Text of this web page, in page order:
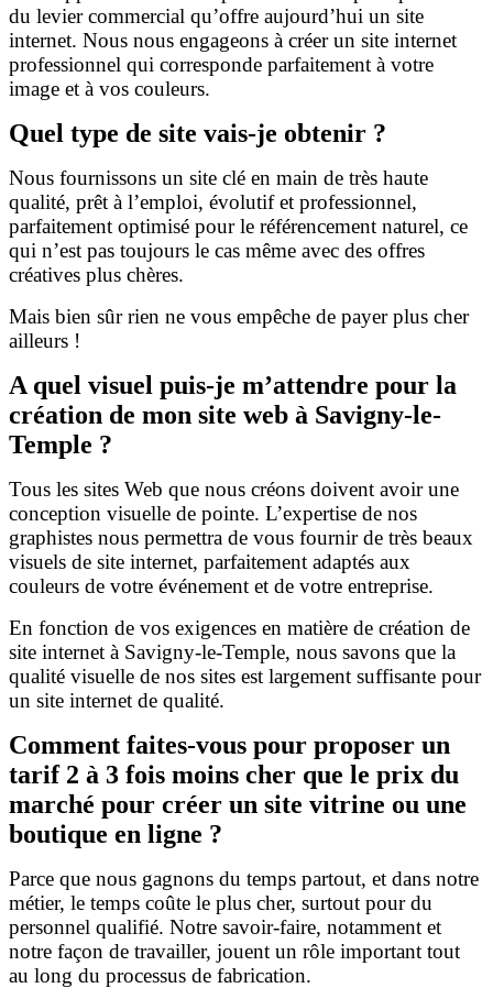
du levier commercial qu’offre aujourd’hui un site
internet. Nous nous engageons à créer un site internet
professionnel qui corresponde parfaitement à votre
image et à vos couleurs.
Quel type de site vais-je obtenir ?
Nous fournissons un site clé en main de très haute
qualité, prêt à l’emploi, évolutif et professionnel,
parfaitement optimisé pour le référencement naturel, ce
qui n’est pas toujours le cas même avec des offres
créatives plus chères.
Mais bien sûr rien ne vous empêche de payer plus cher
ailleurs !
A quel visuel puis-je m’attendre pour la
création de mon site web à Savigny-le-
Temple ?
Tous les sites Web que nous créons doivent avoir une
conception visuelle de pointe. L’expertise de nos
graphistes nous permettra de vous fournir de très beaux
visuels de site internet, parfaitement adaptés aux
couleurs de votre événement et de votre entreprise.
En fonction de vos exigences en matière de création de
site internet à Savigny-le-Temple, nous savons que la
qualité visuelle de nos sites est largement suffisante pour
un site internet de qualité.
Comment faites-vous pour proposer un
tarif 2 à 3 fois moins cher que le prix du
marché pour créer un site vitrine ou une
boutique en ligne ?
Parce que nous gagnons du temps partout, et dans notre
métier, le temps coûte le plus cher, surtout pour du
personnel qualifié. Notre savoir-faire, notamment et
notre façon de travailler, jouent un rôle important tout
au long du processus de fabrication.